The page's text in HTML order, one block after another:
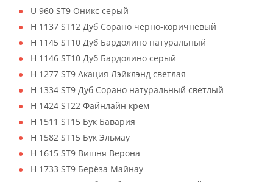
U 960 ST9 Оникс серый
H 1137 ST12 Дуб Сорано чёрно-коричневый
H 1145 ST10 Дуб Бардолино натуральный
H 1146 ST10 Дуб Бардолино серый
H 1277 ST9 Акация Лэйклэнд светлая
H 1334 ST9 Дуб Сорано натуральный светлый
H 1424 ST22 Файнлайн крем
H 1511 ST15 Бук Бавария
H 1582 ST15 Бук Эльмау
H 1615 ST9 Вишня Верона
H 1733 ST9 Берёза Майнау